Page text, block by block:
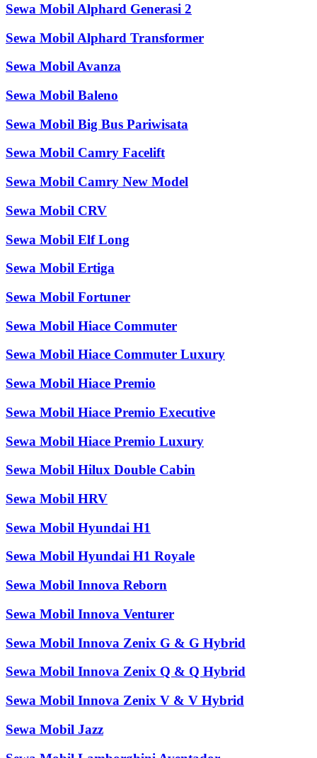
Sewa Mobil Alphard Generasi 2
Sewa Mobil Alphard Transformer
Sewa Mobil Avanza
Sewa Mobil Baleno
Sewa Mobil Big Bus Pariwisata
Sewa Mobil Camry Facelift
Sewa Mobil Camry New Model
Sewa Mobil CRV
Sewa Mobil Elf Long
Sewa Mobil Ertiga
Sewa Mobil Fortuner
Sewa Mobil Hiace Commuter
Sewa Mobil Hiace Commuter Luxury
Sewa Mobil Hiace Premio
Sewa Mobil Hiace Premio Executive
Sewa Mobil Hiace Premio Luxury
Sewa Mobil Hilux Double Cabin
Sewa Mobil HRV
Sewa Mobil Hyundai H1
Sewa Mobil Hyundai H1 Royale
Sewa Mobil Innova Reborn
Sewa Mobil Innova Venturer
Sewa Mobil Innova Zenix G & G Hybrid
Sewa Mobil Innova Zenix Q & Q Hybrid
Sewa Mobil Innova Zenix V & V Hybrid
Sewa Mobil Jazz